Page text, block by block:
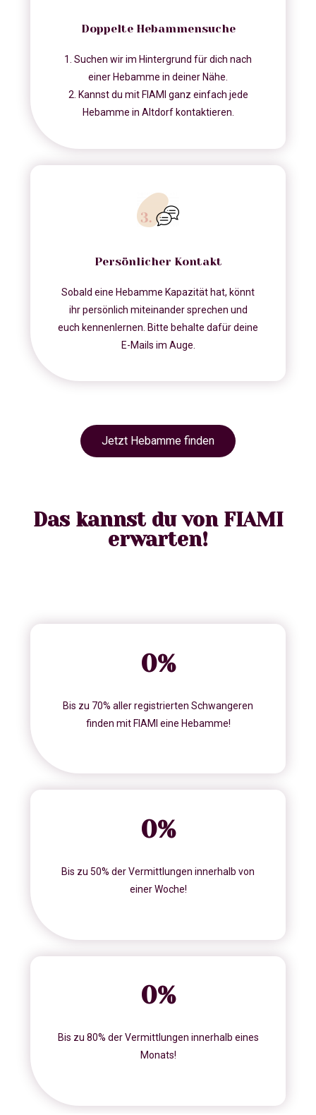
Doppelte Hebammensuche
1. Suchen wir im Hintergrund für dich nach
einer Hebamme in deiner Nähe.
2. Kannst du mit FIAMI ganz einfach jede
Hebamme in Altdorf kontaktieren.
Persönlicher Kontakt
Sobald eine Hebamme Kapazität hat, könnt
ihr persönlich miteinander sprechen und
euch kennenlernen. Bitte behalte dafür deine
E-Mails im Auge.
Jetzt Hebamme finden
Das kannst du von FIAMI
erwarten!
0%
Bis zu 70% aller registrierten Schwangeren
finden mit FIAMI eine Hebamme!
0%
Bis zu 50% der Vermittlungen innerhalb von
einer Woche!
0%
Bis zu 80% der Vermittlungen innerhalb eines
Monats!